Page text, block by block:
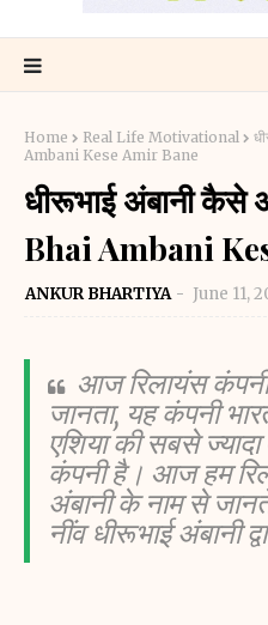
Home Real Life Motivational
Ambani Kese Amir Bane
धीरूभाई अंबानी
Bhai Ambani
ANKUR BHARTIYA June 11,
आज रिलायंस
जानता, यह कंपनी
एशिया की सबसे
कंपनी है। आज हम
अंबानी के नाम से
नींव धीरूभाई अंबानी